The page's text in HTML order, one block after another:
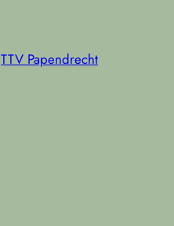
TTV Papendrecht